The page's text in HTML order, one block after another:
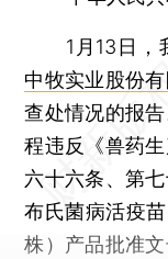
1月13日，我
中牧实业股份
查处情况的报
程违反《兽药
六十六条、第
布氏菌病活疫
株）产品批准